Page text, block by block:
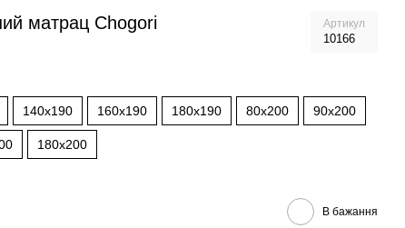
матрац Chogori Артикул
10166
140x190 160x190 180x190 80x200 90x200
180x200
В бажання